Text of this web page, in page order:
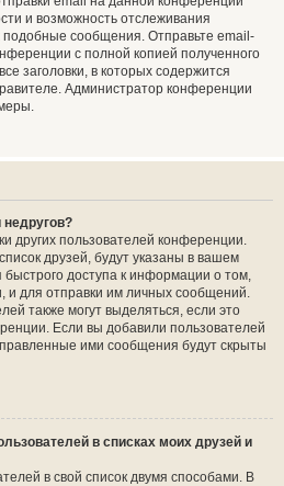
и возможность отслеживания
сообщения. Отправьте email-
с полной копией полученного
заголовки, в которых содержится
Администратор конференции
недругов?
других пользователей конференции.
друзей, будут указаны в вашем
доступа к информации о том,
и для отправки им личных сообщений.
также могут выделяться, если это
Если вы добавили пользователей
ими сообщения будут скрыты
в списках моих друзей и
в свой список двумя способами. В